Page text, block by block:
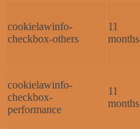
cookielawinfo-
checkbox-others
11
months
cookielawinfo-
checkbox-
performance
11
months